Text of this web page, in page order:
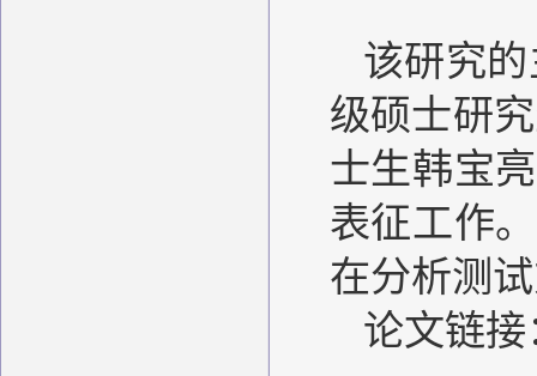
该研究
级硕士研
士生韩宝
表征工作
在分析测
论文链